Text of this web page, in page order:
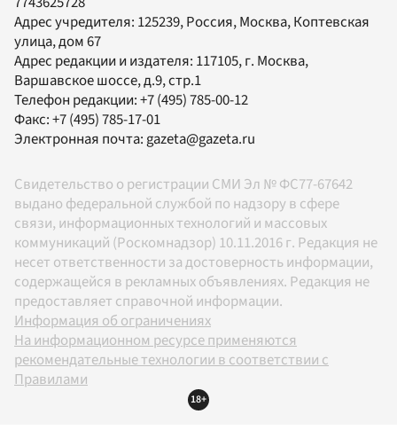
Адрес учредителя: 125239, Россия, Москва, Коптевская
улица, дом 67
Адрес редакции и издателя: 117105, г. Москва,
Варшавское шоссе, д.9, стр.1
Телефон редакции:+7 (495) 785-00-12
Факс:+7 (495) 785-17-01
Электронная почта:gazeta@gazeta.ru
Свидетельство о регистрации СМИ Эл № ФС77-67642
выдано федеральной службой по надзору в сфере
связи, информационных технологий и массовых
коммуникаций (Роскомнадзор) 10.11.2016 г. Редакция не
несет ответственности за достоверность информации,
содержащейся в рекламных объявлениях. Редакция не
предоставляет справочной информации.
Информация об ограничениях
На информационном ресурсе применяются
рекомендательные технологии в соответствии с
Правилами
18+